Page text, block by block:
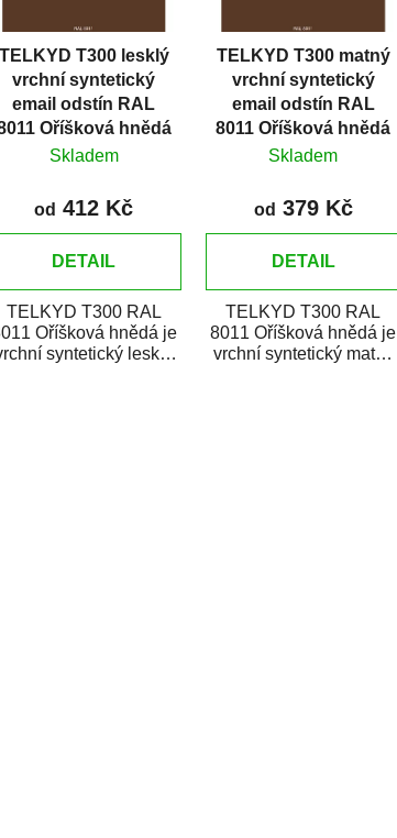
TELKYD T300 lesklý
vrchní syntetický
email odstín RAL
Oříšková hnědá
Skladem
od 412 Kč
DETAIL
TELKYD T300 RAL
Oříšková hnědá je
syntetický lesklý
TELKYD T300 matný
vrchní syntetický
email odstín RAL
8011 Oříšková hnědá
Skladem
od 379 Kč
DETAIL
TELKYD T300 RAL
8011 Oříšková hnědá je
vrchní syntetický matný